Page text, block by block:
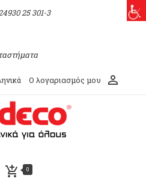
25 301-3
Ο λογαριασμός μου perm_identity
add_shopping_cart 0